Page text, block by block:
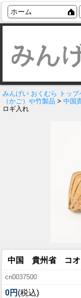
ホーム
みんげい おくむら トップ
（かご）や竹製品 > 中国
ロギ入れ
中国 貴州省 コオ
cn0037500
0円 (税込)